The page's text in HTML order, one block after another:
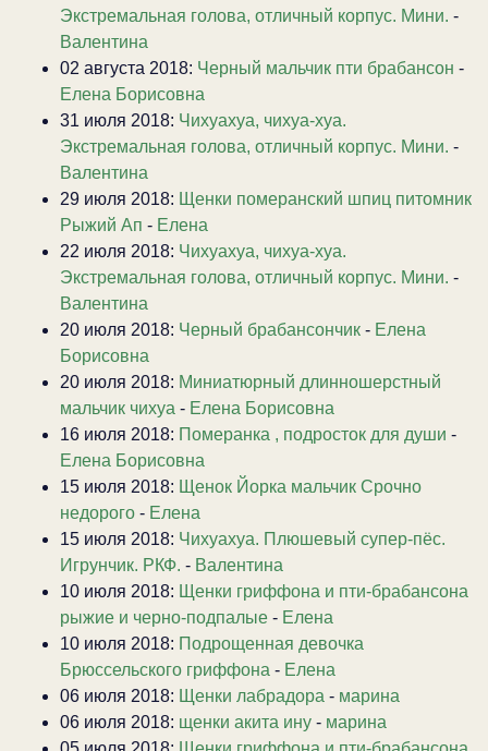
Экстремальная голова, отличный корпус. Мини. -
Валентина
02 августа 2018: Черный мальчик пти брабансон -
Елена Борисовна
31 июля 2018: Чихуахуа, чихуа-хуа.
Экстремальная голова, отличный корпус. Мини. -
Валентина
29 июля 2018: Щенки померанский шпиц питомник
Рыжий Ап - Елена
22 июля 2018: Чихуахуа, чихуа-хуа.
Экстремальная голова, отличный корпус. Мини. -
Валентина
20 июля 2018: Черный брабансончик - Елена
Борисовна
20 июля 2018: Миниатюрный длинношерстный
мальчик чихуа - Елена Борисовна
16 июля 2018: Померанка , подросток для души -
Елена Борисовна
15 июля 2018: Щенок Йорка мальчик Срочно
недорого - Елена
15 июля 2018: Чихуахуа. Плюшевый супер-пёс.
Игрунчик. РКФ. - Валентина
10 июля 2018: Щенки гриффона и пти-брабансона
рыжие и черно-подпалые - Елена
10 июля 2018: Подрощенная девочка
Брюссельского гриффона - Елена
06 июля 2018: Щенки лабрадора - марина
06 июля 2018: щенки акита ину - марина